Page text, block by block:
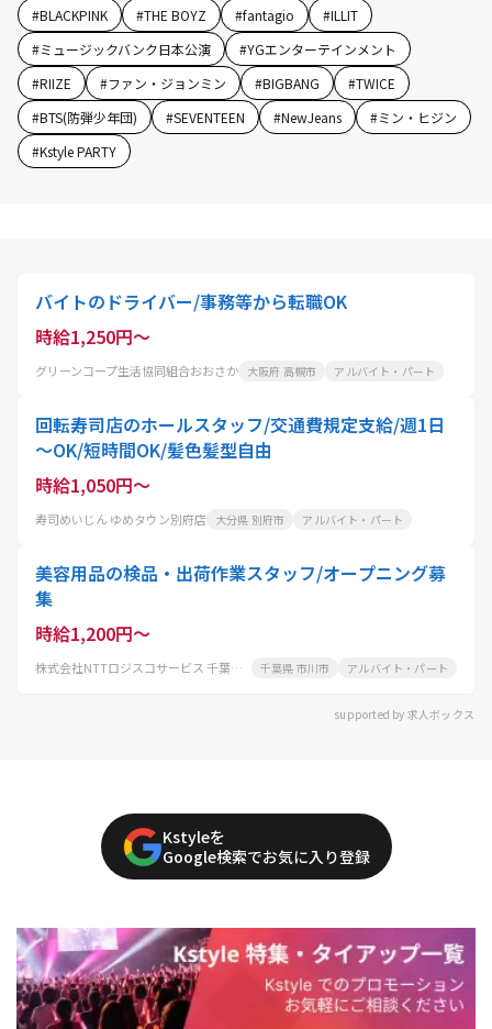
#BLACKPINK #THE BOYZ #fantagio #ILLIT
#ミュージックバンク日本公演 #YGエンターテインメント
#RIIZE #ファン・ジョンミン #BIGBANG #TWICE
#BTS(防弾少年団) #SEVENTEEN #NewJeans #ミン・ヒジン
#Kstyle PARTY
バイトのドライバー/事務等から転職OK
時給1,250円～
グリーンコープ生活協同組合おおさか 大阪府 高槻市 アルバイト・パート
回転寿司店のホールスタッフ/交通費規定支給/週1日
～OK/短時間OK/髪色髪型自由
時給1,050円～
寿司めいじん ゆめタウン別府店 大分県 別府市 アルバイト・パート
美容用品の検品・出荷作業スタッフ/オープニング募
集
時給1,200円～
株式会社NTTロジスコサービス 千葉物流センター 千葉県 市川市 アルバイト・パート
supported by 求人ボックス
Kstyleを
Google検索でお気に入り登録